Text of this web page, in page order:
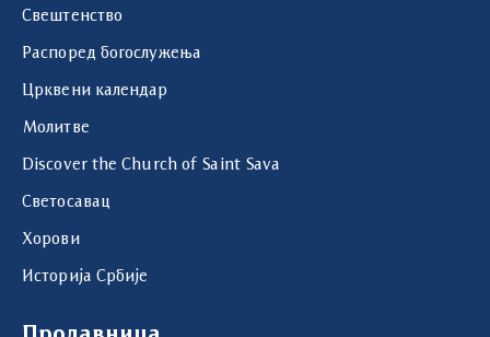
Свештенство
Распоред богослужења
Црквени календар
Молитве
Discover the Church of Saint Sava
Светосавац
Хорови
Историја Србије